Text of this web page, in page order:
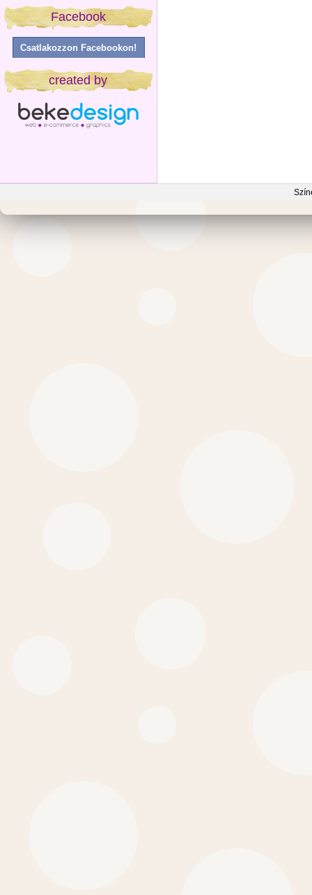
Facebook
Csatlakozzon Facebookon!
created by